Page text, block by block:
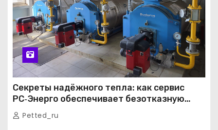
Секреты надёжного тепла: как сервис
РС‑Энерго обеспечивает безотказную
работу котельных в Москве и Подмосковье
Petted_ru